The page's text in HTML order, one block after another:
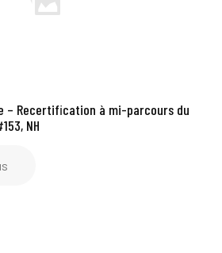
– Recertification à mi-parcours du
NH